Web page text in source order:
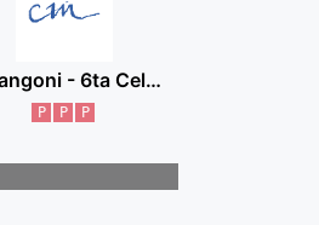
Marangoni - 6ta Celeste
P P P